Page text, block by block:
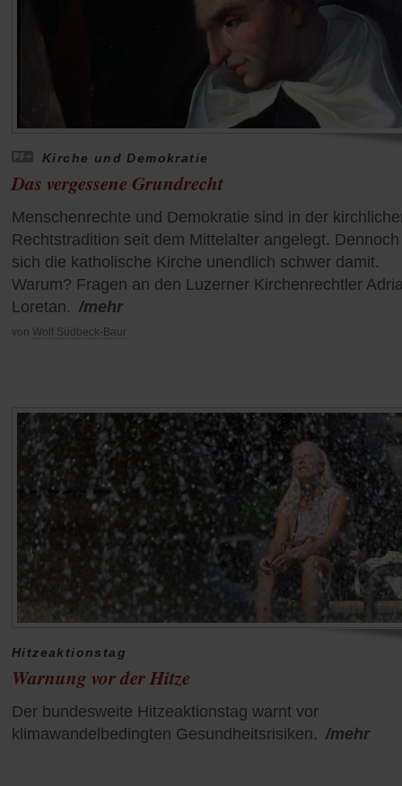
Kirche und Demokratie
Das vergessene Grundrecht
Menschenrechte und Demokratie sind in der
Rechtstradition seit dem Mittelalter angelegt.
sich die katholische Kirche unendlich schwer damit.
Warum? Fragen an den Luzerner Kirchenrechtler
Loretan. /mehr
von Wolf Südbeck-Baur
Hitzeaktionstag
Warnung vor der Hitze
Der bundesweite Hitzeaktionstag warnt vor
klimawandelbedingten Gesundheitsrisiken. /mehr